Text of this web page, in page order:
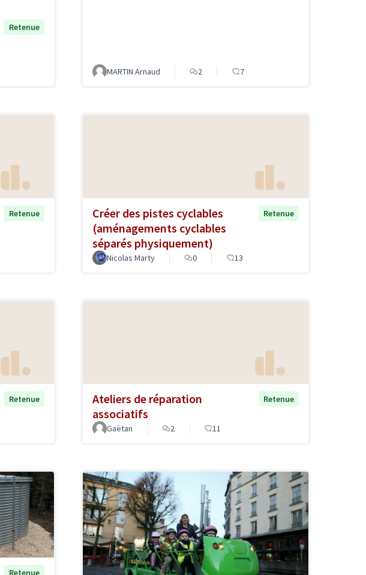
Retenue
MARTIN Arnaud 2 7
Retenue
Créer des pistes cyclables
(aménagements cyclables
séparés physiquement)
Retenue
Nicolas Marty 0 13
Retenue
Ateliers de réparation
associatifs
Retenue
Gaëtan 2 11
Retenue